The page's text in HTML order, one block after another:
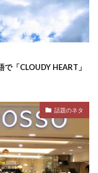
「CLOUDY HEART」
話題のネタ